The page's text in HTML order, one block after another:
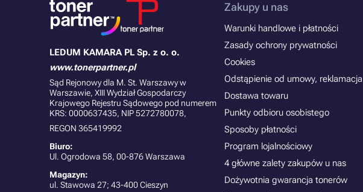
LEDUM KAMARA PL Sp. z o. o.
www.tonerpartner.pl
Sąd Rejonowy dla M. St. Warszawy w
Warszawie, XIII Wydział Gospodarczy
Krajowego Rejestru Sądowego pod numerem
KRS: 0000637435, NIP 5272780078,
REGON 365419992
Biuro:
Ul. Ogrodowa 58, 00-876 Warszawa
Magazyn:
ul. Stawowa 27; 43-400 Cieszyn
Zakupy u nas
Warunki handlowe i płatności
Zasady ochrony prywatności
Cookies
Odstąpienie od umowy, reklamacja
Dostawa towaru
Punkty odbioru osobistego
Sposoby płatności
Program lojalnościowy
4 główne zalety zakupów u nas
Dożywotnia gwarancja tonerów